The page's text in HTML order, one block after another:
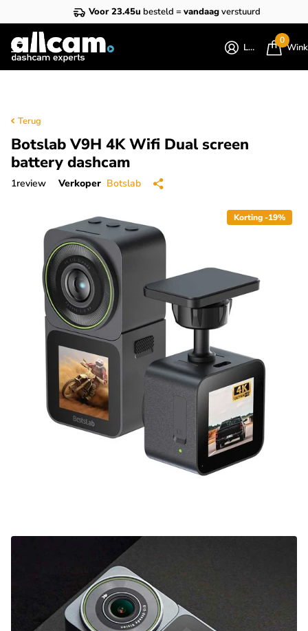
Voor 23.45u besteld = vandaagverstuurd
Login
0
Terug
Botslab V9H 4K Wifi Dual screen
battery dashcam
1review Verkoper Botslab
Korting -19%